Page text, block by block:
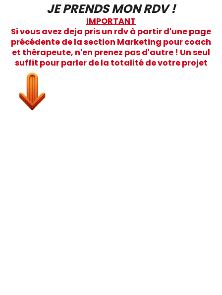
JE PRENDS MON RDV !
IMPORTANT
Si vous avez deja pris un rdv à partir d'une page
précédente de la section Marketing pour coach
et thérapeute, n'en prenez pas d'autre ! Un seul
suffit pour parler de la totalité de votre projet